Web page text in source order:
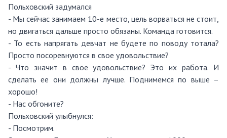
Польховский задумался
- Мы сейчас занимаем 10-е место, цель ворваться не стоит,
но двигаться дальше просто обязаны. Команда готовится.
- То есть напрягать девчат не будете по поводу тотала?
Просто посоревнуются в свое удовольствие?
- Что значит в свое удовольствие? Это их работа. И
сделать ее они должны лучше. Поднимемся по выше –
хорошо!
- Нас обгоните?
Польховский улыбнулся:
- Посмотрим.